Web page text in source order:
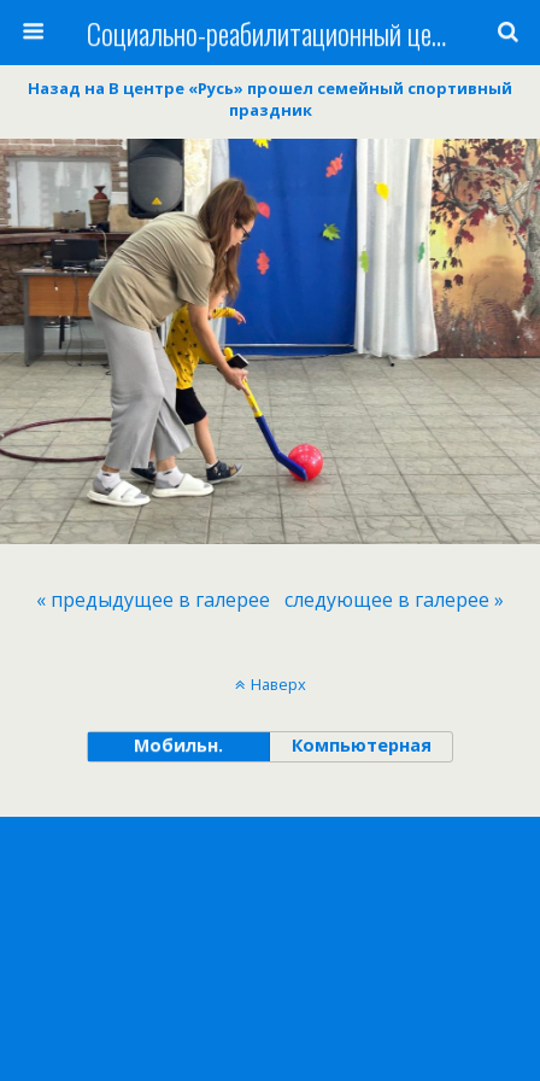
Cоциально-реабилитационный центр Русь
Назад на В центре «Русь» прошел семейный спортивный
праздник
« предыдущее в галерее следующее в галерее »
Наверх
Мобильн. Компьютерная